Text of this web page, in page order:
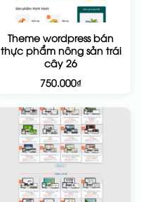
Theme wordpress bán
thực phẩm nông sản trái
cây 26
750.000₫